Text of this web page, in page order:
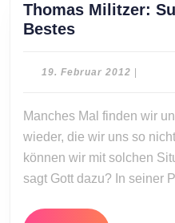
Thomas Militzer:
BestesThomas
Suchet
Bestes
19. Februar 2012 19.
Manches Mal finden wir
wieder, die wir uns so
können wir mit solchen
sagt Gott dazu? In seiner